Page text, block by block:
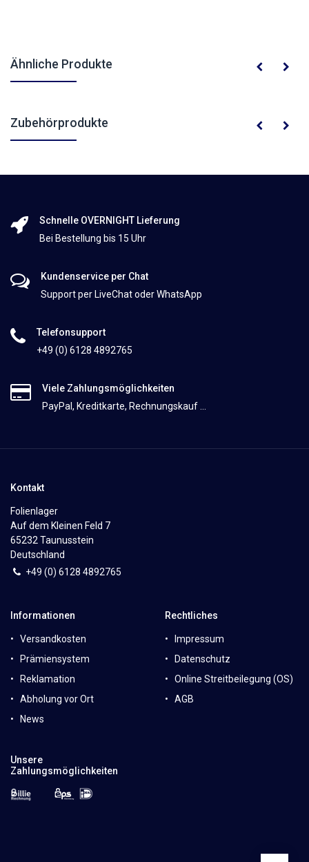
Ähnliche Produkte
Zubehörprodukte
Schnelle OVERNIGHT Lieferung
Bei Bestellung bis 15 Uhr
Kundenservice per Chat
Support per LiveChat oder WhatsApp
Telefonsupport
+49 (0) 6128 4892765
Viele Zahlungsmöglichkeiten
PayPal, Kreditkarte, Rechnungskauf ...
Kontakt
Folienlager
Auf dem Kleinen Feld 7
65232 Taunusstein
Deutschland
+49 (0) 6128 4892765
Informationen
Versandkosten
Prämiensystem
Reklamation
Abholung vor Ort
News
Rechtliches
Impressum
Datenschutz
Online Streitbeilegung (OS)
AGB
Unsere
Zahlungsmöglichkeiten